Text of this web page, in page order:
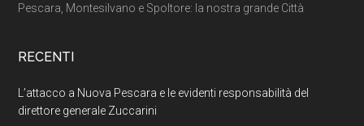
Pescara, Montesilvano e Spoltore: la nostra grande Città
RECENTI
L’attacco a Nuova Pescara e le evidenti responsabilità del
direttore generale Zuccarini